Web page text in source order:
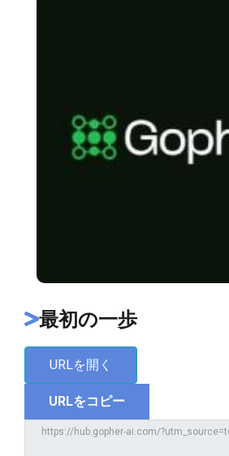
最初の一歩
URLを開く
URLをコピー